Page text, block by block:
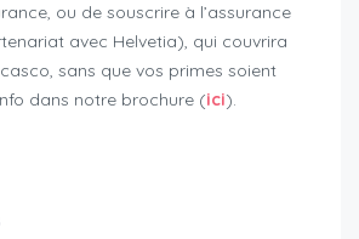
ou de souscrire à l’assurance
avec Helvetia), qui couvrira
sans que vos primes soient
dans notre brochure (ici).